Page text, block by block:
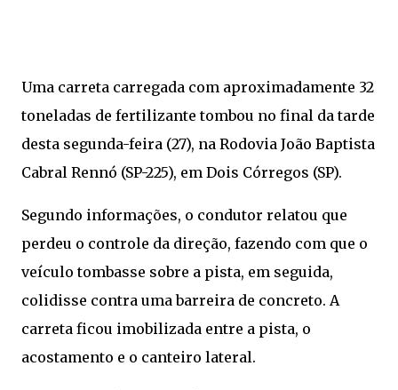
Uma carreta carregada com aproximadamente 32
toneladas de fertilizante tombou no final da tarde
desta segunda-feira (27), na Rodovia João Baptista
Cabral Rennó (SP-225), em Dois Córregos (SP).
Segundo informações, o condutor relatou que
perdeu o controle da direção, fazendo com que o
veículo tombasse sobre a pista, em seguida,
colidisse contra uma barreira de concreto. A
carreta ficou imobilizada entre a pista, o
acostamento e o canteiro lateral.